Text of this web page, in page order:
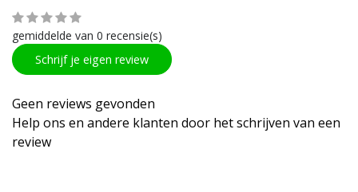
gemiddelde van 0 recensie(s)
Schrijf je eigen review
Geen reviews gevonden
Help ons en andere klanten door het schrijven van een
review